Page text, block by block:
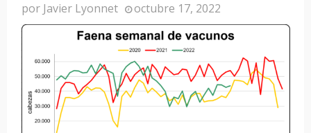
por Javier Lyonnet octubre 17, 2022